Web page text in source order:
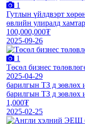
1
Гутлын үйлдвэрт
өвлийн улиралд
100,000,000₮
2025-09-26
1
Төсөл бизнес
2025-04-29
барилгын ТЗ д зөвлөх
барилгын ТЗ д зөвлөх
1,000₮
2025-02-25